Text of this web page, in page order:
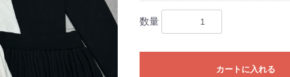
数量
カートに入れる